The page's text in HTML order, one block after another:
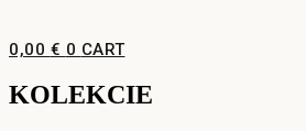
0,00 € 0 CART
KOLEKCIE